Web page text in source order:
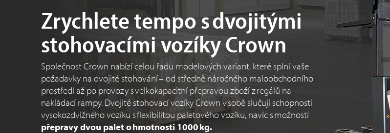
Zrychlete tempo s dvojitými
stohovacími vozíky Crown
Společnost Crown nabízí celou řadu modelových variant, které splní vaše
požadavky na dvojité stohování – od středně náročného maloobchodního
prostředí až po provozy s velkokapacitní přepravou zboží z regálů na
nakládací rampy. Dvojité stohovací vozíky Crown v sobě slučují schopnosti
vysokozdvižného vozíku s flexibilitou paletového vozíku, navíc s možností
přepravy dvou palet o hmotnosti 1000 kg.